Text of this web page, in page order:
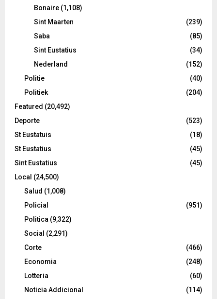
Bonaire (1,108)
Sint Maarten
(239)
Saba
(85)
Sint Eustatius
(34)
Nederland
(152)
Politie
(40)
Politiek
(204)
Featured (20,492)
Deporte
(523)
St Eustatuis
(18)
St Eustatius
(45)
Sint Eustatius
(45)
Local (24,500)
Salud (1,008)
Policial
(951)
Politica (9,322)
Social (2,291)
Corte
(466)
Economia
(248)
Lotteria
(60)
Noticia Addicional
(114)